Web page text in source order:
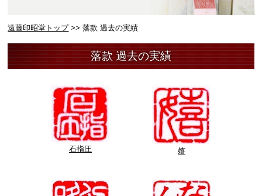
遠藤印昭堂トップ>> 落款 過去の実績
落款 過去の実績
石指圧 嬉